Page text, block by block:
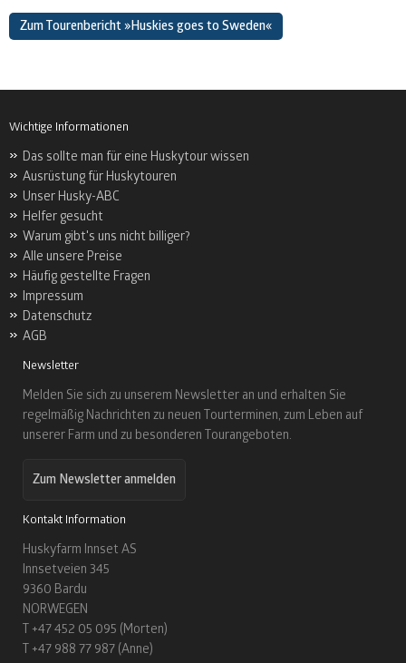
Zum Tourenbericht »Huskies goes to Sweden«
Wichtige Informationen
Das sollte man für eine Huskytour wissen
Ausrüstung für Huskytouren
Unser Husky-ABC
Helfer gesucht
Warum gibt's uns nicht billiger?
Alle unsere Preise
Häufig gestellte Fragen
Impressum
Datenschutz
AGB
Newsletter
Melden Sie sich zu unserem Newsletter an und erhalten Sie
regelmäßig Nachrichten zu neuen Tourterminen, zum Leben auf
unserer Farm und zu besonderen Tourangeboten.
Zum Newsletter anmelden
Kontakt Information
Huskyfarm Innset AS
Innsetveien 345
9360 Bardu
NORWEGEN
T +47 452 05 095 (Morten)
T +47 988 77 987 (Anne)